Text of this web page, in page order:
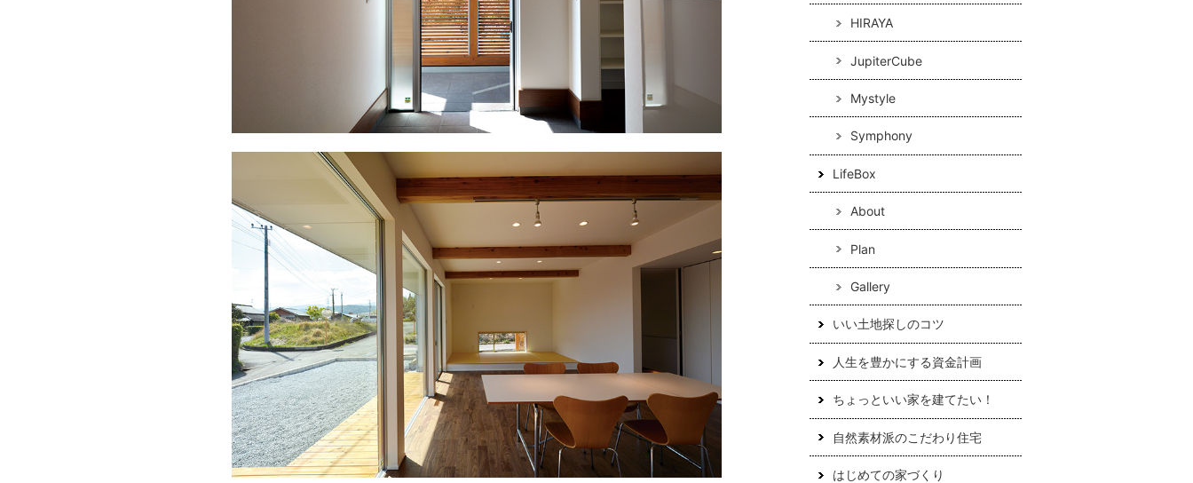
HIRAYA
JupiterCube
Mystyle
Symphony
LifeBox
About
Plan
Gallery
いい土地探しのコツ
人生を豊かにする資金計画
ちょっといい家を建てたい！
自然素材派のこだわり住宅
はじめての家づくり